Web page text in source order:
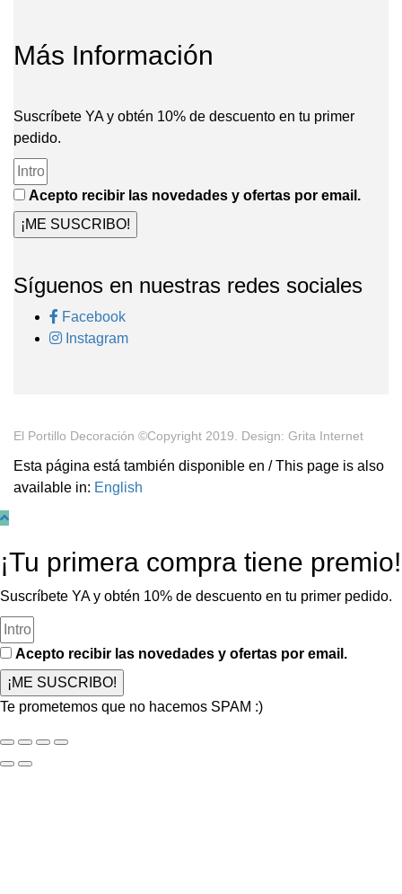
Más Información
Suscríbete YA y obtén 10% de descuento en tu primer
pedido.
Acepto recibir las novedades y ofertas por email.
¡ME SUSCRIBO!
Síguenos en nuestras redes sociales
Facebook
Instagram
El Portillo Decoración ©Copyright 2019. Design: Grita Internet
Esta página está también disponible en / This page is also
available in: English
¡Tu primera compra tiene premio!
Suscríbete YA y obtén 10% de descuento en tu primer pedido.
Acepto recibir las novedades y ofertas por email.
¡ME SUSCRIBO!
Te prometemos que no hacemos SPAM :)